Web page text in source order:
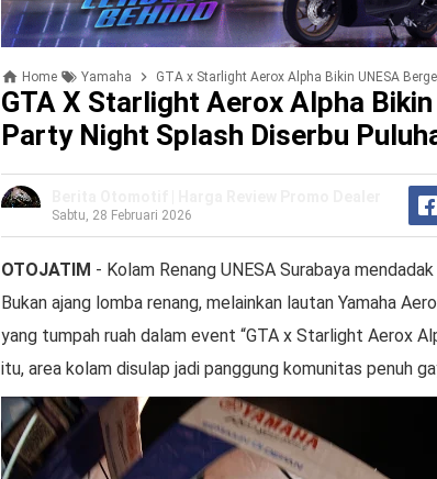
Home Yamaha GTA x Starlight Aerox Alpha Bikin UNESA
GTA X Starlight Aerox Alpha
Party Night Splash Diserbu
Sabtu, 28 Februari 2026
OTOJATIM - Kolam Renang UNESA Surabaya
Bukan ajang lomba renang, melainkan lautan Yamaha
yang tumpah ruah dalam event “GTA x Starlight Aerox
itu, area kolam disulap jadi panggung komunitas penuh